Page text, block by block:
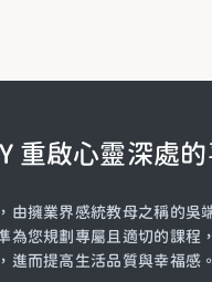
重啟心靈深處
由擁業界感統教母之稱的吳
為您規劃專屬且適切的課程
進而提高生活品質與幸福感。